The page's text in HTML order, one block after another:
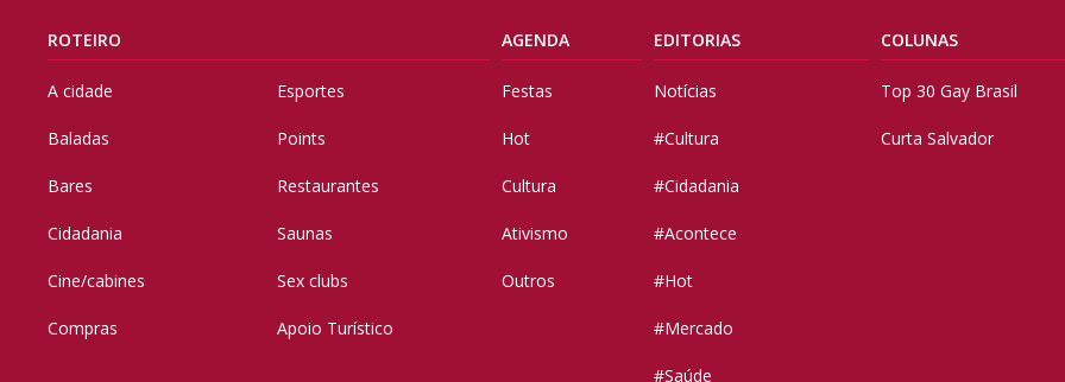
ROTEIRO
A cidade
Baladas
Bares
Cidadania
Cine/cabines
Compras
Esportes
Points
Restaurantes
Saunas
Sex clubs
Apoio Turístico
AGENDA
Festas
Hot
Cultura
Ativismo
Outros
EDITORIAS
Notícias
#Cultura
#Cidadania
#Acontece
#Hot
#Mercado
#Saúde
COLUNAS
Top 30 Gay Brasil
Curta Salvador